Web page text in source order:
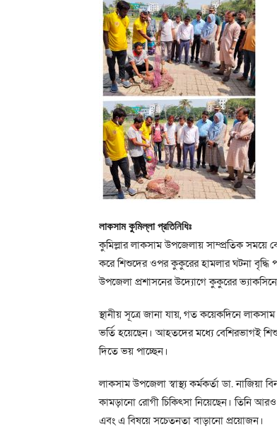
লাকসাম কুমিল্লা প্রতিনিধিঃ
কুমিল্লার লাকসাম উপজেলায় সাম্প্রতিক সময়ে
করে শিশুদের ওপর কুকুরের হামলার ঘটনা বৃদ্ধি
উপজেলা প্রশাসনের উদ্যোগে কুকুরের
স্থানীয় সূত্রে জানা যায়, গত কয়েকদিনে
ভর্তি হয়েছেন। আহতদের মধ্যে বেশিরভাগই
দিতে ভয় পাচ্ছেন।
লাকসাম উপজেলা স্বাস্থ্য কর্মকর্তা ডা.
কামড়ানো রোগী চিকিৎসা নিয়েছেন। তিনি
এবং এ বিষয়ে সচেতনতা বাড়ানো প্রয়োজন।